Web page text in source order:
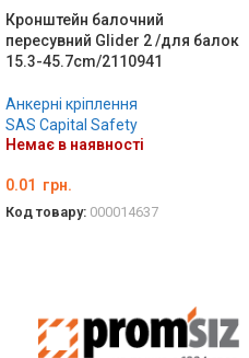
Кронштейн балочний
пересувний Glider 2 /для балок
15.3-45.7cm/2110941
Анкерні кріплення
SAS Capital Safety
Немає в наявності
0.01 грн.
Код товару: 000014637